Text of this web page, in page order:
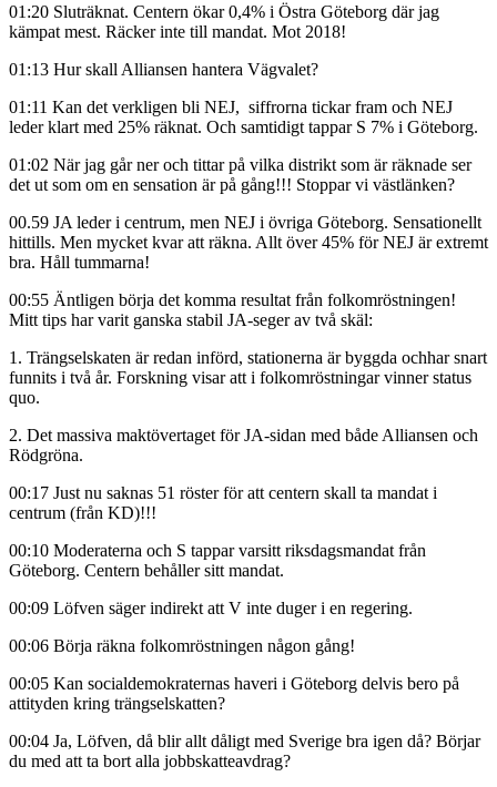
01:20 Sluträknat. Centern ökar 0,4% i Östra Göteborg där jag
kämpat mest. Räcker inte till mandat. Mot 2018!
01:13 Hur skall Alliansen hantera Vägvalet?
01:11 Kan det verkligen bli NEJ, siffrorna tickar fram och NEJ
leder klart med 25% räknat. Och samtidigt tappar S 7% i Göteborg.
01:02 När jag går ner och tittar på vilka distrikt som är räknade ser
det ut som om en sensation är på gång!!! Stoppar vi västlänken?
00.59 JA leder i centrum, men NEJ i övriga Göteborg. Sensationellt
hittills. Men mycket kvar att räkna. Allt över 45% för NEJ är extremt
bra. Håll tummarna!
00:55 Äntligen börja det komma resultat från folkomröstningen!
Mitt tips har varit ganska stabil JA-seger av två skäl:
1. Trängselskaten är redan införd, stationerna är byggda ochhar snart
funnits i två år. Forskning visar att i folkomröstningar vinner status
quo.
2. Det massiva maktövertaget för JA-sidan med både Alliansen och
Rödgröna.
00:17 Just nu saknas 51 röster för att centern skall ta mandat i
centrum (från KD)!!!
00:10 Moderaterna och S tappar varsitt riksdagsmandat från
Göteborg. Centern behåller sitt mandat.
00:09 Löfven säger indirekt att V inte duger i en regering.
00:06 Börja räkna folkomröstningen någon gång!
00:05 Kan socialdemokraternas haveri i Göteborg delvis bero på
attityden kring trängselskatten?
00:04 Ja, Löfven, då blir allt dåligt med Sverige bra igen då? Börjar
du med att ta bort alla jobbskatteavdrag?